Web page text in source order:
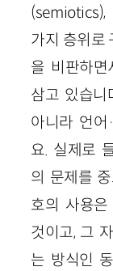
가지 층위로
을 비판하면
삼고 있습니
아니라 언어
요. 실제로
의 문제를
호의 사용
것이고, 그
는 방식인